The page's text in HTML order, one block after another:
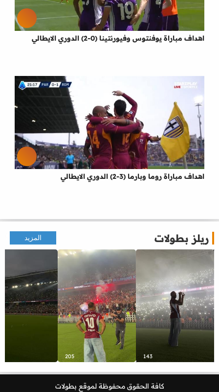
اهداف مباراة يوفنتوس وفيورنتينا (0-2) الدوري الايطالي
اهداف مباراة روما وبارما (3-2) الدوري الايطالي
ريلز بطولات المزيد
143
205
كافة الحقوق محفوظة لموقع بطولات